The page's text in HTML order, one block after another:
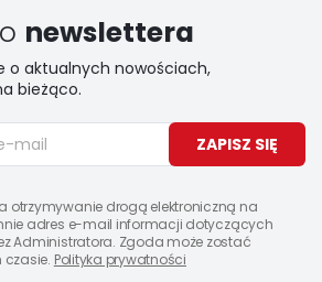
newslettera
o aktualnych nowościach,
bieżąco.
ZAPISZ SIĘ
otrzymywanie drogą elektroniczną na
adres e-mail informacji dotyczących
Administratora. Zgoda może zostać
czasie. Polityka prywatności